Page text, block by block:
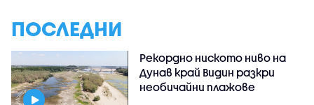
ПОСЛЕДНИ
Рекордно ниското ниво на
Дунав край Видин разкри
необичайни плажове